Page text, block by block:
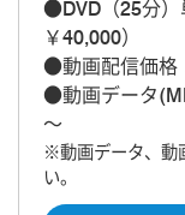
●DVD（25分）
￥40,000）
●動画配信価格
●動画データ
～
※動画データ、動
い。